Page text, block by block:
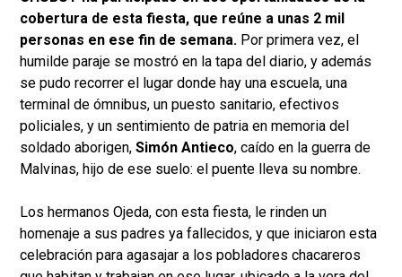
cobertura de esta fiesta, que reúne a unas 2 mil
personas en ese fin de semana. Por primera vez, el
humilde paraje se mostró en la tapa del diario, y además
se pudo recorrer el lugar donde hay una escuela, una
terminal de ómnibus, un puesto sanitario, efectivos
policiales, y un sentimiento de patria en memoria del
soldado aborigen, Simón Antieco, caído en la guerra de
Malvinas, hijo de ese suelo: el puente lleva su nombre.
Los hermanos Ojeda, con esta fiesta, le rinden un
homenaje a sus padres ya fallecidos, y que iniciaron esta
celebración para agasajar a los pobladores chacareros